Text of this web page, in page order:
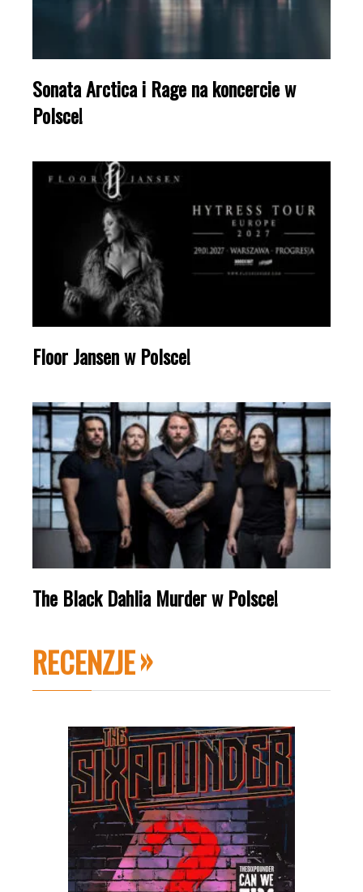
Sonata Arctica i Rage na koncercie w
Polsce!
Floor Jansen w Polsce!
The Black Dahlia Murder w Polsce!
RECENZJE